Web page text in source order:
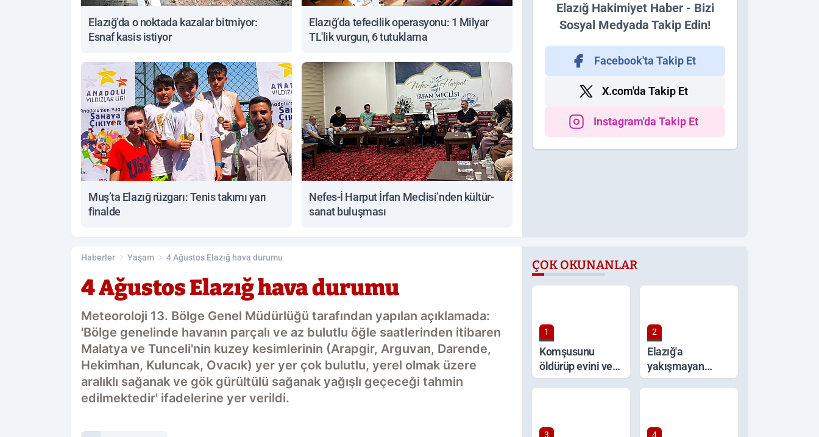
Elazığ’da o noktada kazalar bitmiyor:
Esnaf kasis istiyor
Elazığ’da tefecilik operasyonu: 1 Milyar
TL'lik vurgun, 6 tutuklama
Muş’ta Elazığ rüzgarı: Tenis takımı yarı
finalde
Nefes-İ Harput İrfan Meclisi’nden kültür-
sanat buluşması
Elazığ Hakimiyet Haber - Bizi
Sosyal Medyada Takip Edin!
Facebook'ta Takip Et
X.com'da Takip Et
Instagram'da Takip Et
Haberler Yaşam 4 Ağustos Elazığ hava durumu
4 Ağustos Elazığ hava durumu
Meteoroloji 13. Bölge Genel Müdürlüğü tarafından yapılan açıklamada:
'Bölge genelinde havanın parçalı ve az bulutlu öğle saatlerinden itibaren
Malatya ve Tunceli'nin kuzey kesimlerinin (Arapgir, Arguvan, Darende,
Hekimhan, Kuluncak, Ovacık) yer yer çok bulutlu, yerel olmak üzere
aralıklı sağanak ve gök gürültülü sağanak yağışlı geçeceği tahmin
edilmektedir' ifadelerine yer verildi.
ÇOK OKUNANLAR
1
Komşusunu
öldürüp evini ve
aracını ateşe
2
Elazığ'a
yakışmayan
görüntüler
3 4